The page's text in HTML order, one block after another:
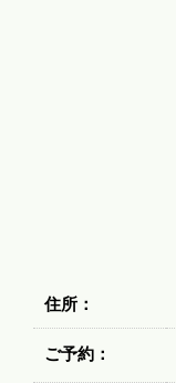
住所：
ご予約：